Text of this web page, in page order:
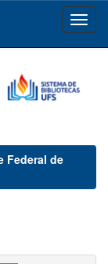
Federal de